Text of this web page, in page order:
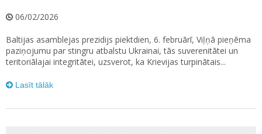
06/02/2026
Baltijas asamblejas prezidijs piektdien, 6. februārī, Viļņā pieņēma
paziņojumu par stingru atbalstu Ukrainai, tās suverenitātei un
teritoriālajai integritātei, uzsverot, ka Krievijas turpinātais...
Lasīt tālāk